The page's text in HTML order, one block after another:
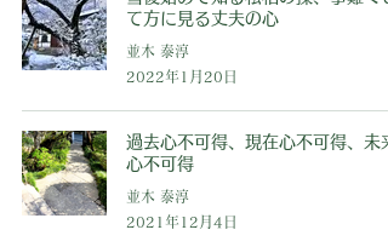
て方に見る丈夫の心
並木 泰淳
2022年1月20日
過去心不可得、現在心不可得、未来
心不可得
並木 泰淳
2021年12月4日